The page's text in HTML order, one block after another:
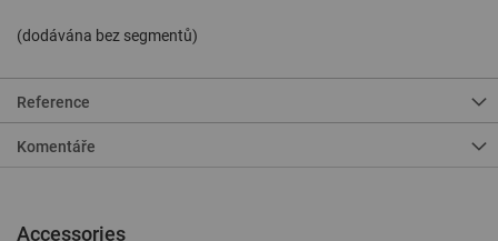
(dodávána bez segmentů)
Reference
Komentáře
Accessories